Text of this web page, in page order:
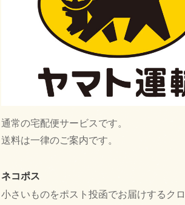
通常の宅配便サービスです。
送料は一律のご案内です。
ネコポス
小さいものをポスト投函でお届けするク